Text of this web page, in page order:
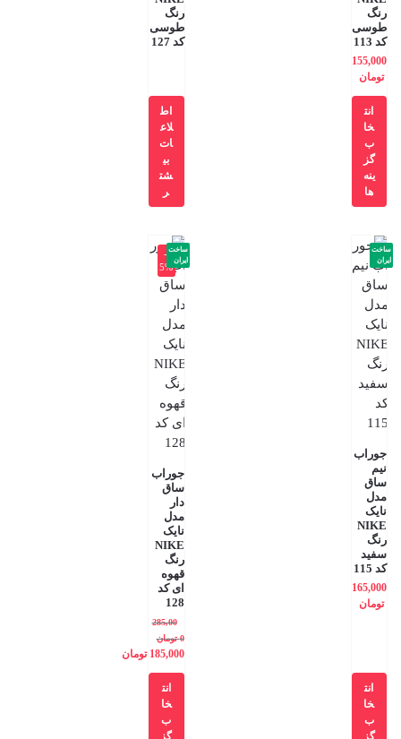
رنگ
طوسی
کد 113
155,000
تومان
انت
خا
ب
گز
ینه
ها
رنگ
طوسی
کد 127
اط
لاع
ات
بی
شت
ر
جوراب
نیم
ساق
مدل
نایک
NIKE
رنگ
سفید
کد 115
165,000
تومان
ساخت
ایران
انت
خا
ب
-3
5%
جوراب
ساق
دار
مدل
نایک
NIKE
رنگ
قهوه
ای کد
128
285,00
0 تومان
185,000 تومان
ساخت
ایران
انت
خا
ب